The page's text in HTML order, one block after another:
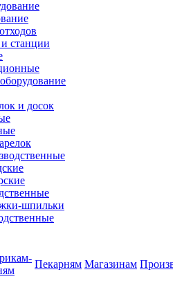
станции
и досок
шпильки
Пекарням Магазинам